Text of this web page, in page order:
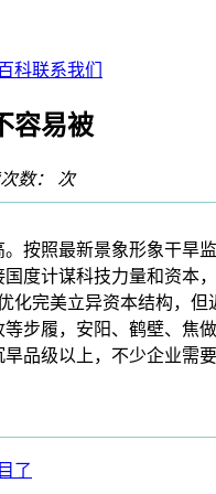
科联系我们
容易被
数： 次
照最新景象形象干旱监
度计谋科技力量和资本
化完美立异资本结构，
步履，安阳、鹤壁、焦
品级以上，不少企业需
了